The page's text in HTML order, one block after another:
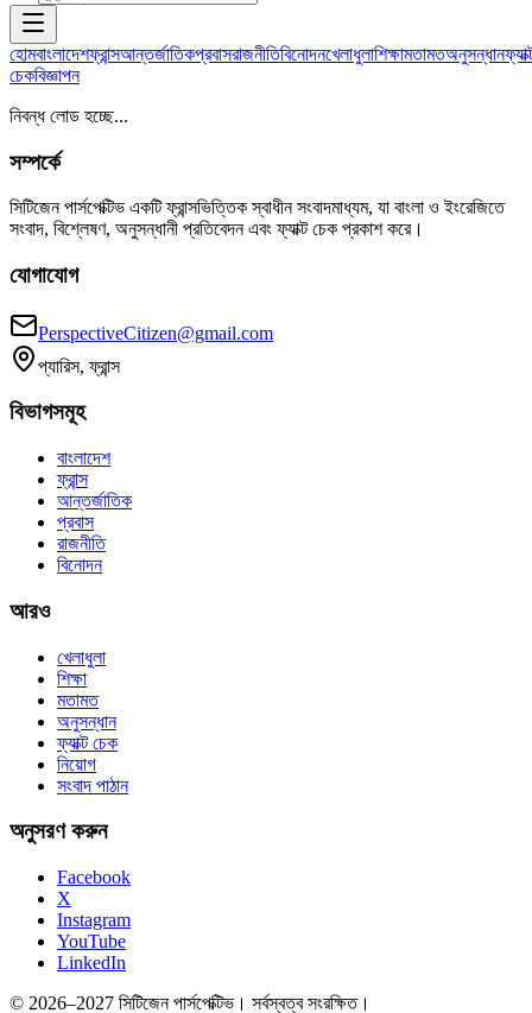
হোমবাংলাদেশফ্রান্সআন্তর্জাতিকপ্রবাসরাজনীতিবিনোদনখেলাধুলাশিক্ষামতামতঅনুসন্ধান
চেকবিজ্ঞাপন
নিবন্ধ লোড হচ্ছে...
সম্পর্কে
সিটিজেন পার্সপেক্টিভ একটি ফ্রান্সভিত্তিক স্বাধীন সংবাদমাধ্যম, যা বাংলা ও ইংরেজিতে
সংবাদ, বিশ্লেষণ, অনুসন্ধানী প্রতিবেদন এবং ফ্যাক্ট চেক প্রকাশ করে।
যোগাযোগ
PerspectiveCitizen@gmail.com
প্যারিস, ফ্রান্স
বিভাগসমূহ
বাংলাদেশ
ফ্রান্স
আন্তর্জাতিক
প্রবাস
রাজনীতি
বিনোদন
আরও
খেলাধুলা
শিক্ষা
মতামত
অনুসন্ধান
ফ্যাক্ট চেক
নিয়োগ
সংবাদ পাঠান
অনুসরণ করুন
Facebook
X
Instagram
YouTube
LinkedIn
© 2026–2027 সিটিজেন পার্সপেক্টিভ। সর্বস্বত্ব সংরক্ষিত।